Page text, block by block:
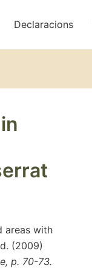
Declaracions
areas with
(2009)
p. 70-73.